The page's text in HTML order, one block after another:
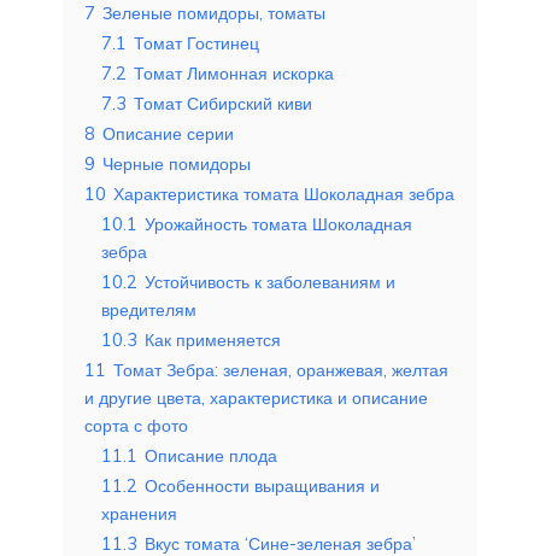
7 Зеленые помидоры, томаты
7.1 Томат Гостинец
7.2 Томат Лимонная искорка
7.3 Томат Сибирский киви
8 Описание серии
9 Черные помидоры
10 Характеристика томата Шоколадная зебра
10.1 Урожайность томата Шоколадная
зебра
10.2 Устойчивость к заболеваниям и
вредителям
10.3 Как применяется
11 Томат Зебра: зеленая, оранжевая, желтая
и другие цвета, характеристика и описание
сорта с фото
11.1 Описание плода
11.2 Особенности выращивания и
хранения
11.3 Вкус томата ‘Сине-зеленая зебра’